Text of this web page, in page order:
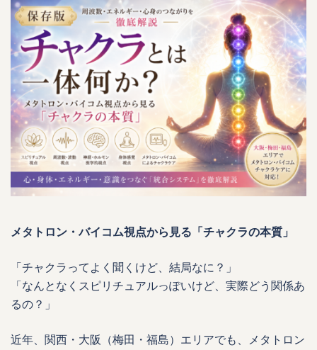
メタトロン・バイコム視点から見る「チャクラの本質」
「チャクラってよく聞くけど、結局なに？」
「なんとなくスピリチュアルっぽいけど、実際どう関係あ
るの？」
近年、関西・大阪（梅田・福島）エリアでも、メタトロン